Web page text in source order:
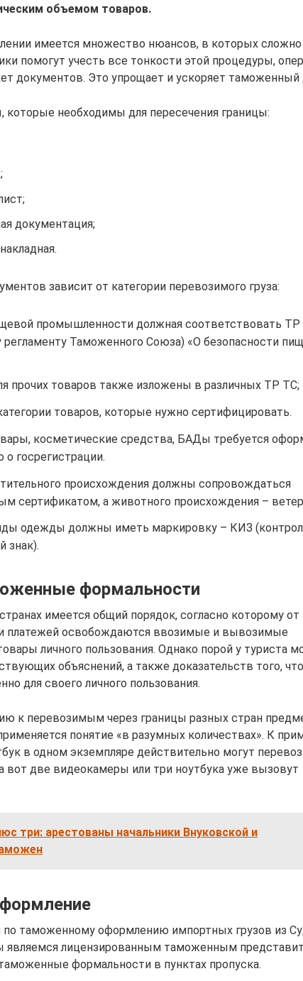
объемом товаров.
имеется множество нюансов, в которых сложно
помогут учесть все тонкости этой процедуры,
документов. Это упрощает и ускоряет таможенный
необходимы для пересечения границы:
документация;
зависит от категории перевозимого груза:
промышленности должная соответствовать
регламенту Таможенного Союза) «О безопасности
прочих товаров также изложены в различных ТР ТС;
товаров, которые нужно сертифицировать.
косметические средства, БАДы требуется
о госрегистрации.
происхождения должны сопровождаться
сертификатом, а животного происхождения –
одежды должны иметь маркировку – КИЗ
знак).
формальности
имеется общий порядок, согласно которому от
платежей освобождаются ввозимые и вывозимые
личного пользования. Однако порой у туриста
объяснений, а также доказательств того,
для своего личного пользования.
к перевозимым через границы разных стран
понятие «в разумных количествах». К
в одном экземпляре действительно могут
вот две видеокамеры или три ноутбука уже вызовут
три: арестованы начальники Внуковской и
по таможенному оформлению импортных грузов из
являемся лицензированным таможенным
формальности в пунктах пропуска.